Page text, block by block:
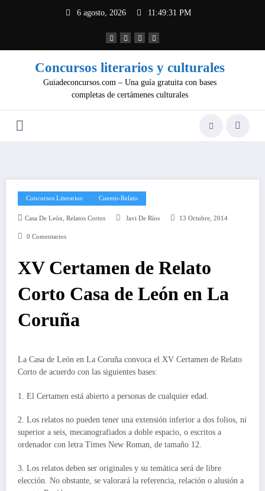
6 agosto, 2026 11:49:31 PM
Concursos literarios y culturales
Guiadeconcursos.com – Una guía gratuita con bases
completas de certámenes culturales
Concursos Literarios Cuento-Relato
Casa De León, Relatos Cortos Javi De Ríos 13 Octubre, 2014
0 Comentarios
XV Certamen de Relato
Corto Casa de León en La
Coruña
La Casa de León en La Coruña convoca el XV Certamen de Relato
Corto de acuerdo con las siguientes bases:
1. El Certamen está abierto a personas de cualquier edad.
2. Los relatos no pueden tener una extensión inferior a dos folios, ni
superior a seis, mecanografiados a doble espacio, o escritos a
ordenador con letra Times New Roman, de tamaño 12.
3. Los relatos deben ser originales y su temática será de libre
elección. No obstante, se valorará la referencia, relación o alusión a